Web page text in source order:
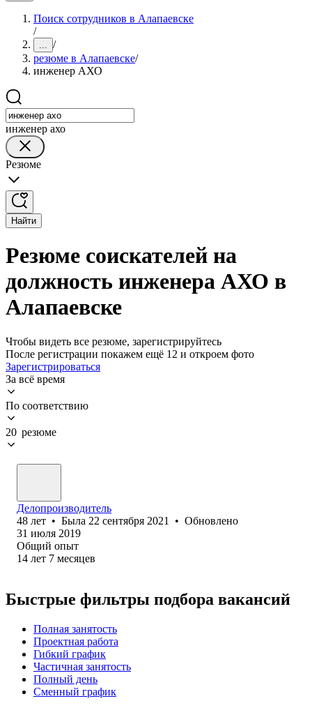
Поиск сотрудников в Алапаевске
/
... /
резюме в Алапаевске/
инженер АХО
инженер ахо
Резюме
Найти
Резюме соискателей на
должность инженера АХО в
Алапаевске
Чтобы видеть все резюме, зарегистрируйтесь
После регистрации покажем ещё 12 и откроем фото
Зарегистрироваться
За всё время
По соответствию
20 резюме
Делопроизводитель
48 лет • Была 22 сентября 2021 • Обновлено
31 июля 2019
Общий опыт
14 лет 7 месяцев
Быстрые фильтры подбора вакансий
Полная занятость
Проектная работа
Гибкий график
Частичная занятость
Полный день
Сменный график